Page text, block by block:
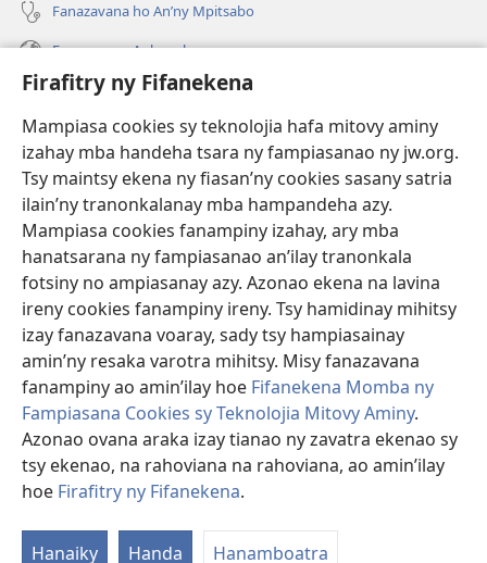
Firafitry ny Fifanekena
Mampiasa cookies sy teknolojia hafa mitovy aminy
izahay mba handeha tsara ny fampiasanao ny jw.org.
Tsy maintsy ekena ny fiasan’ny cookies sasany satria
ilain’ny tranonkalanay mba hampandeha azy.
Mampiasa cookies fanampiny izahay, ary mba
hanatsarana ny fampiasanao an’ilay tranonkala
fotsiny no ampiasanay azy. Azonao ekena na lavina
ireny cookies fanampiny ireny. Tsy hamidinay mihitsy
izay fanazavana voaray, sady tsy hampiasainay
amin’ny resaka varotra mihitsy. Misy fanazavana
fanampiny ao amin’ilay hoe Fifanekena Momba ny
Fampiasana Cookies sy Teknolojia Mitovy Aminy.
Azonao ovana araka izay tianao ny zavatra ekenao sy
tsy ekenao, na rahoviana na rahoviana, ao amin’ilay
hoe Firafitry ny Fifanekena.
Hanaiky Handa Hanamboatra
Fanazavana ho An’ny Mpitsabo
Fanazavana Ankapobeny
Fanampiana
Fanomezana
(manokatra
rohy)
FITEHIRIZAM-BOKIN’NY Vavolombelon’i Jehovah
(manokatra
rohy)
JW Hub
(manokatra
rohy)
JW Library
Watchtower Library ®
Copyright© 2026 Watch Tower Bible and Tract Society of Pennsylvania.
FIFANEKENA| FIFANEKENA MOMBA NY TSIAMBARATELO
NY FIFANEKENA